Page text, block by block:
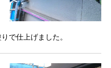
で仕上げました。